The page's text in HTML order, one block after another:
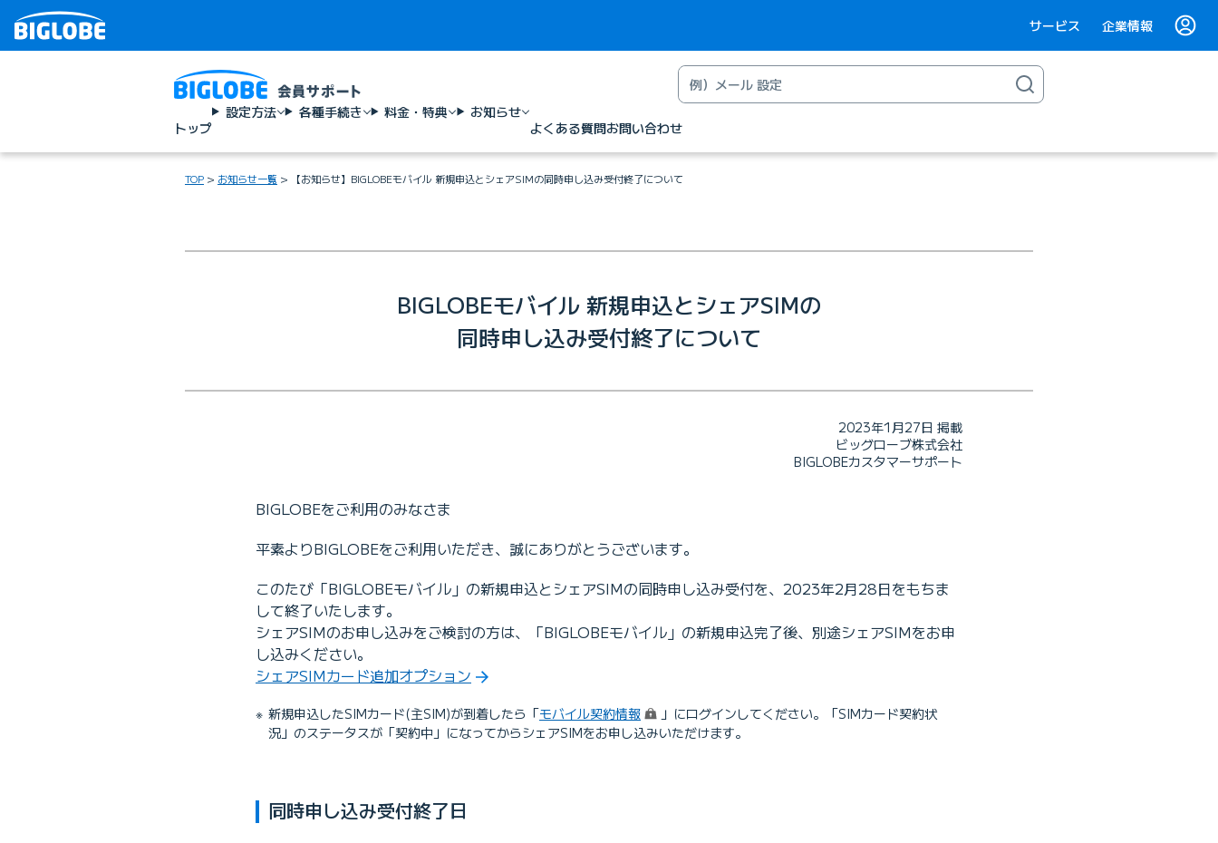
サービス 企業情報
トップ
設定方法 各種手続き 料金・特典
お知らせ
よくある質問お問い合わせ
TOP お知らせ一覧 【お知らせ】BIGLOBEモバイル 新規申込とシェアSIMの同時申し込み受付終了について
BIGLOBEモバイル 新規申込とシェアSIMの
同時申し込み受付終了について
2023年1月27日 掲載
ビッグローブ株式会社
BIGLOBEカスタマーサポート
BIGLOBEをご利用のみなさま
平素よりBIGLOBEをご利用いただき、誠にありがとうございます。
このたび「BIGLOBEモバイル」の新規申込とシェアSIMの同時申し込み受付を、2023年2月28日をもちま
して終了いたします。
シェアSIMのお申し込みをご検討の方は、「BIGLOBEモバイル」の新規申込完了後、別途シェアSIMをお申
し込みください。
シェアSIMカード追加オプション
新規申込したSIMカード(主SIM)が到着したら「モバイル契約情報（ログイン）
」にログインしてください。「SIMカード契約状
況」のステータスが「契約中」になってからシェアSIMをお申し込みいただけます。
同時申し込み受付終了日